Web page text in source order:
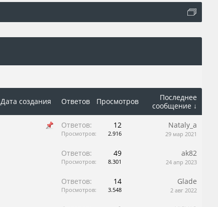
Дата создания Ответов Просмотров
Последнее
сообщение ↓
Ответов: 12
Просмотров: 2.916
Nataly_a
29 мар 2021
Ответов: 49
Просмотров: 8.301
ak82
24 апр 2023
Ответов: 14
Просмотров: 3.548
Glade
2 авг 2022